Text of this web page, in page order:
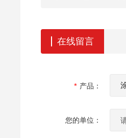
在线留言
产品：
您的单位：